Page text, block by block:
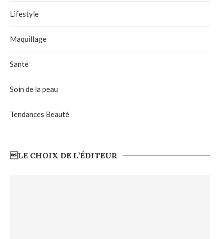
Lifestyle
Maquillage
Santé
Soin de la peau
Tendances Beauté
LE CHOIX DE L’ÉDITEUR